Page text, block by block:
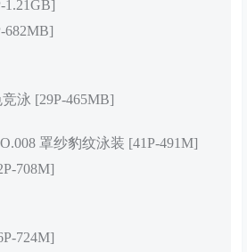
1.21GB]
682MB]
泳 [29P-465MB]
罩纱豹纹泳装 [41P-491M]
708M]
724M]